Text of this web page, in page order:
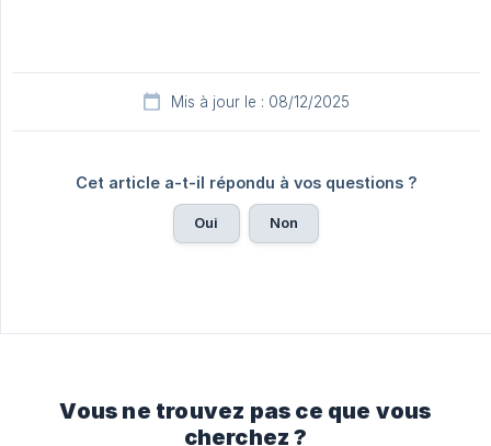
Mis à jour le : 08/12/2025
Cet article a-t-il répondu à vos questions ?
Oui Non
Vous ne trouvez pas ce que vous
cherchez ?